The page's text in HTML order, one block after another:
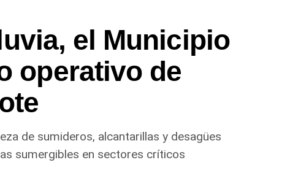
el Municipio
operativo de
de sumideros, alcantarillas y desagües
sumergibles en sectores críticos